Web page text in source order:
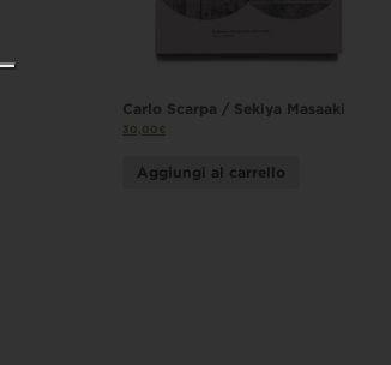
Carlo Scarpa / Sekiya Masaaki
30,00€
Aggiungi al carrello